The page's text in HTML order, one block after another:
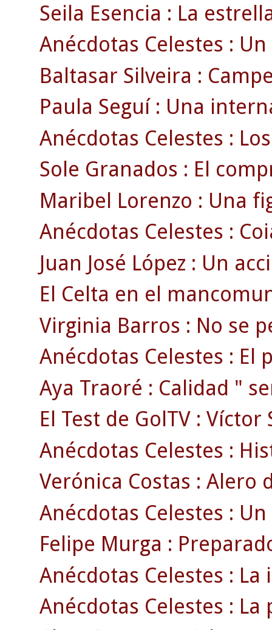
Seila Esencia : La
Anécdotas Celestes :
Baltasar Silveira :
Paula Seguí : Una
Anécdotas Celestes :
Sole Granados : El
Maribel Lorenzo : Una
Anécdotas Celestes :
Juan José López : Un
El Celta en el
Virginia Barros : No se
Anécdotas Celestes : El
Aya Traoré : Calidad "
El Test de GolTV : Víctor
Anécdotas Celestes :
Verónica Costas : Alero
Anécdotas Celestes :
Felipe Murga :
Anécdotas Celestes :
Anécdotas Celestes :